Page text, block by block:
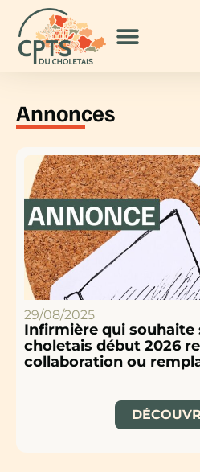
Annonces
29/08/2025
Infirmière qui souhaite
choletais début 2026
collaboration ou